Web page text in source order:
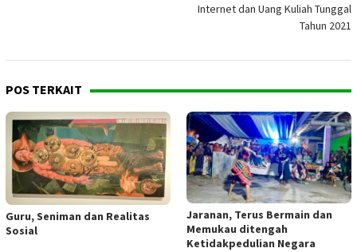
Internet dan Uang Kuliah Tunggal
Tahun 2021
POS TERKAIT
Guru, Seniman dan Realitas
Sosial
Jaranan, Terus Bermain dan
Memukau ditengah
Ketidakpedulian Negara